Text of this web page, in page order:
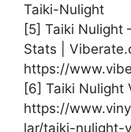
Taiki-Nulight
[5] Taiki Nulight
Stats |
https://
[6] Taiki Nulight
https://
lar/taiki-nulight-